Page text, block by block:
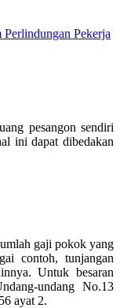
Pekerja
pesangon sendiri
ini dapat dibedakan
gaji pokok yang
contoh, tunjangan
Untuk besaran
undang No.13
ayat 2.